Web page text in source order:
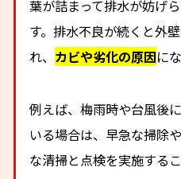
葉が詰まって排水が妨げ
す。排水不良が続くと外
れ、 カビや劣化の原因に
例えば、梅雨時や台風後
いる場合は、早急な掃除
な清掃と点検を実施する